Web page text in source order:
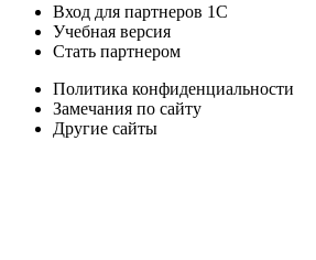
Вход для партнеров 1С
Учебная версия
Стать партнером
Политика конфиденциальности
Замечания по сайту
Другие сайты